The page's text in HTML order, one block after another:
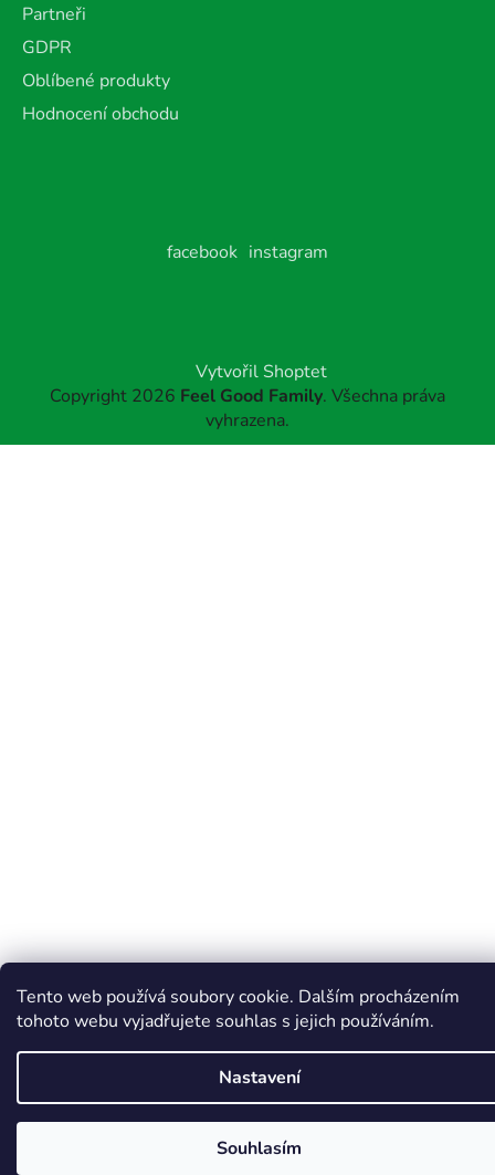
Tento web používá soubory cookie. Dalším procházením
tohoto webu vyjadřujete souhlas s jejich používáním.
Nastavení
Souhlasím
Partneři
GDPR
Oblíbené produkty
Hodnocení obchodu
facebook instagram
Vytvořil Shoptet
Copyright 2026 Feel Good Family. Všechna práva
vyhrazena.